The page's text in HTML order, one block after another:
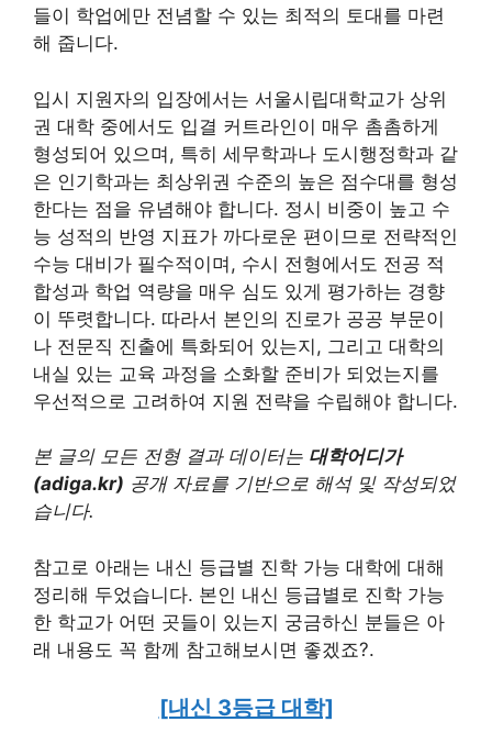
들이 학업에만 전념할 수 있는 최적의 토대를 마련
해 줍니다.
입시 지원자의 입장에서는 서울시립대학교가 상위
권 대학 중에서도 입결 커트라인이 매우 촘촘하게
형성되어 있으며, 특히 세무학과나 도시행정학과 같
은 인기학과는 최상위권 수준의 높은 점수대를 형성
한다는 점을 유념해야 합니다. 정시 비중이 높고 수
능 성적의 반영 지표가 까다로운 편이므로 전략적인
수능 대비가 필수적이며, 수시 전형에서도 전공 적
합성과 학업 역량을 매우 심도 있게 평가하는 경향
이 뚜렷합니다. 따라서 본인의 진로가 공공 부문이
나 전문직 진출에 특화되어 있는지, 그리고 대학의
내실 있는 교육 과정을 소화할 준비가 되었는지를
우선적으로 고려하여 지원 전략을 수립해야 합니다.
본 글의 모든 전형 결과 데이터는 대학어디가
(adiga.kr) 공개 자료를 기반으로 해석 및 작성되었
습니다.
참고로 아래는 내신 등급별 진학 가능 대학에 대해
정리해 두었습니다. 본인 내신 등급별로 진학 가능
한 학교가 어떤 곳들이 있는지 궁금하신 분들은 아
래 내용도 꼭 함께 참고해보시면 좋겠죠?.
[내신 3등급 대학]